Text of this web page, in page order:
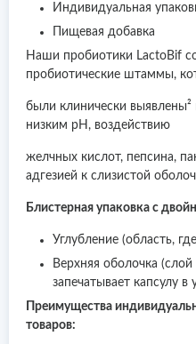
Индивидуальная
Пищевая добавка
Наши пробиотики LactoBif
пробиотические штаммы,
были клинически выявлены²
низким pH, воздействию
желчных кислот, пепсина,
адгезией к слизистой
Блистерная упаковка с
Углубление (область,
Верхняя оболочка
запечатывает капсулу в
Преимущества
товаров: